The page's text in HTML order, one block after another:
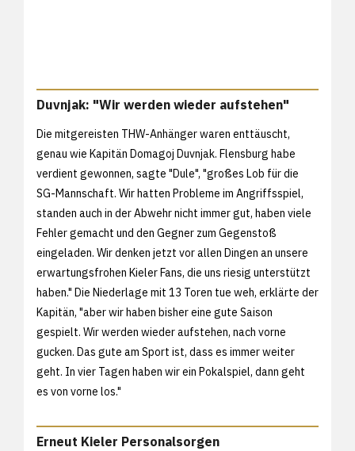
Duvnjak: "Wir werden wieder aufstehen"
Die mitgereisten THW-Anhänger waren enttäuscht,
genau wie Kapitän Domagoj Duvnjak. Flensburg habe
verdient gewonnen, sagte "Dule", "großes Lob für die
SG-Mannschaft. Wir hatten Probleme im Angriffsspiel,
standen auch in der Abwehr nicht immer gut, haben viele
Fehler gemacht und den Gegner zum Gegenstoß
eingeladen. Wir denken jetzt vor allen Dingen an unsere
erwartungsfrohen Kieler Fans, die uns riesig unterstützt
haben." Die Niederlage mit 13 Toren tue weh, erklärte der
Kapitän, "aber wir haben bisher eine gute Saison
gespielt. Wir werden wieder aufstehen, nach vorne
gucken. Das gute am Sport ist, dass es immer weiter
geht. In vier Tagen haben wir ein Pokalspiel, dann geht
es von vorne los."
Erneut Kieler Personalsorgen